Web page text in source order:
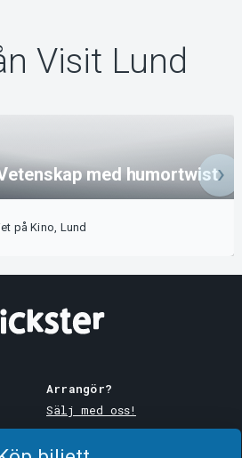
Visit Lund
med humortwist
på Kino, Lund
Arrangör?
Sälj med oss!